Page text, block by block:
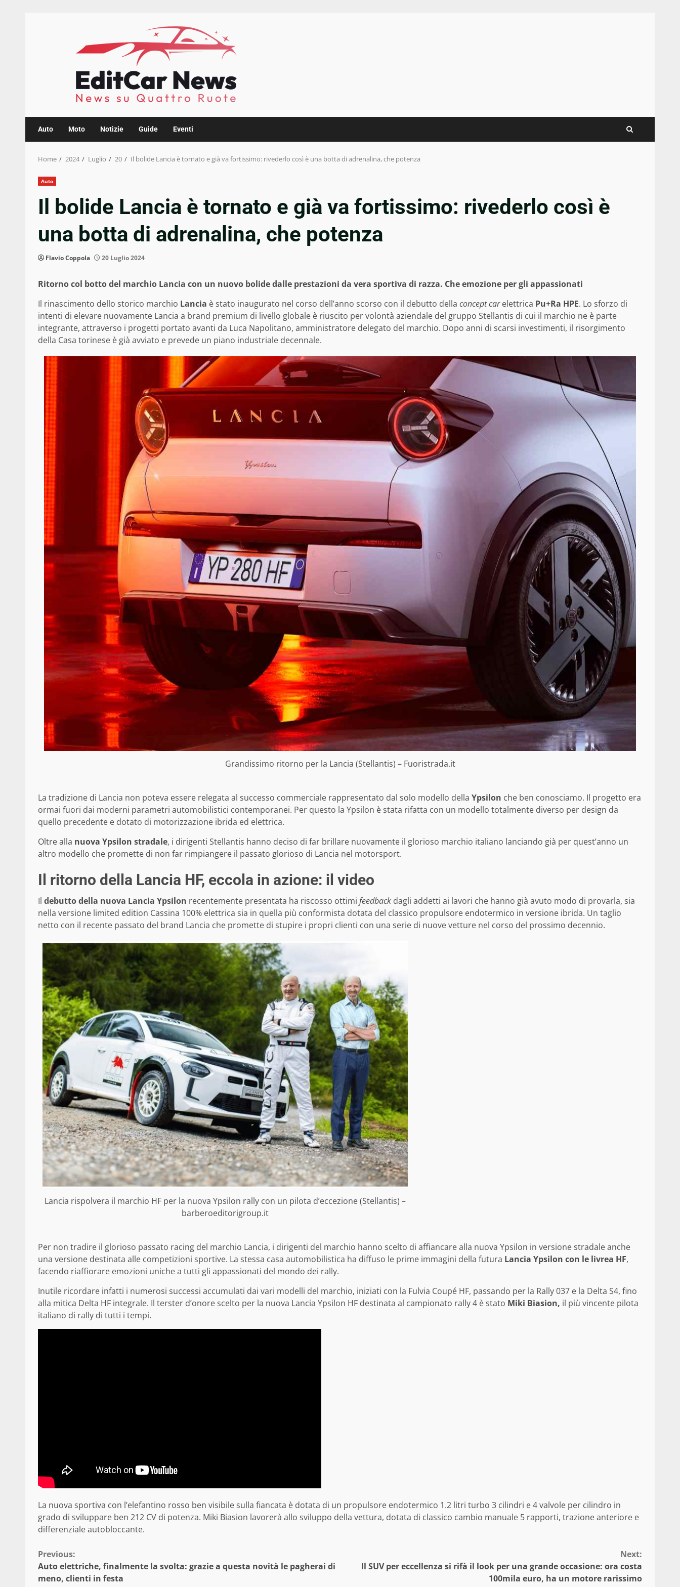
Auto Moto Notizie Guide Eventi
Home 2024 Luglio 20 Il bolide Lancia è tornato e già va fortissimo: rivederlo così è una botta di adrenalina, che potenza
Auto
Il bolide Lancia è tornato e già va fortissimo: rivederlo così è
una botta di adrenalina, che potenza
Flavio Coppola 20 Luglio 2024
Ritorno col botto del marchio Lancia con un nuovo bolide dalle prestazioni da vera sportiva di razza. Che emozione per gli appassionati
Il rinascimento dello storico marchio Lancia è stato inaugurato nel corso dell’anno scorso con il debutto della concept carelettrica Pu+Ra HPE. Lo sforzo di
intenti di elevare nuovamente Lancia a brand premium di livello globale è riuscito per volontà aziendale del gruppo Stellantis di cui il marchio ne è parte
integrante, attraverso i progetti portato avanti da Luca Napolitano, amministratore delegato del marchio. Dopo anni di scarsi investimenti, il risorgimento
della Casa torinese è già avviato e prevede un piano industriale decennale.
Grandissimo ritorno per la Lancia (Stellantis) – Fuoristrada.it
La tradizione di Lancia non poteva essere relegata al successo commerciale rappresentato dal solo modello della Ypsilon che ben conosciamo. Il progetto era
ormai fuori dai moderni parametri automobilistici contemporanei. Per questo la Ypsilon è stata rifatta con un modello totalmente diverso per design da
quello precedente e dotato di motorizzazione ibrida ed elettrica.
Oltre alla nuova Ypsilon stradale, i dirigenti Stellantis hanno deciso di far brillare nuovamente il glorioso marchio italiano lanciando già per quest’anno un
altro modello che promette di non far rimpiangere il passato glorioso di Lancia nel motorsport.
Il ritorno della Lancia HF, eccola in azione: il video
Il debutto della nuova Lancia Ypsilon recentemente presentata ha riscosso ottimi feedback dagli addetti ai lavori che hanno già avuto modo di provarla, sia
nella versione limited edition Cassina 100% elettrica sia in quella più conformista dotata del classico propulsore endotermico in versione ibrida. Un taglio
netto con il recente passato del brand Lancia che promette di stupire i propri clienti con una serie di nuove vetture nel corso del prossimo decennio.
Lancia rispolvera il marchio HF per la nuova Ypsilon rally con un pilota d’eccezione (Stellantis) –
barberoeditorigroup.it
Per non tradire il glorioso passato racing del marchio Lancia, i dirigenti del marchio hanno scelto di affiancare alla nuova Ypsilon in versione stradale anche
una versione destinata alle competizioni sportive. La stessa casa automobilistica ha diffuso le prime immagini della futura Lancia Ypsilon con le livrea HF,
facendo riaffiorare emozioni uniche a tutti gli appassionati del mondo dei rally.
Inutile ricordare infatti i numerosi successi accumulati dai vari modelli del marchio, iniziati con la Fulvia Coupé HF, passando per la Rally 037 e la Delta S4, fino
alla mitica Delta HF integrale. Il terster d’onore scelto per la nuova Lancia Ypsilon HF destinata al campionato rally 4 è stato Miki Biasion, il più vincente pilota
italiano di rally di tutti i tempi.
La nuova sportiva con l’elefantino rosso ben visibile sulla fiancata è dotata di un propulsore endotermico 1.2 litri turbo 3 cilindri e 4 valvole per cilindro in
grado di sviluppare ben 212 CV di potenza. Miki Biasion lavorerà allo sviluppo della vettura, dotata di classico cambio manuale 5 rapporti, trazione anteriore e
differenziale autobloccante.
Continue
Reading
Previous:
Auto elettriche, finalmente la svolta: grazie a questa novità le pagherai di
meno, clienti in festa
Next:
Il SUV per eccellenza si rifà il look per una grande occasione: ora costa
100mila euro, ha un motore rarissimo